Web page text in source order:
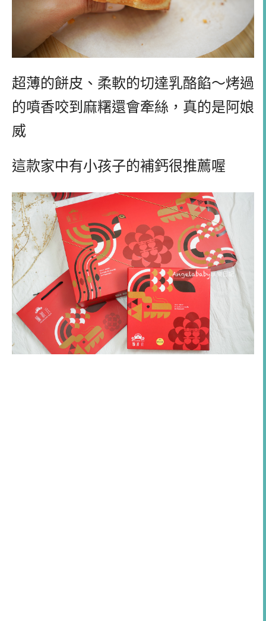
超薄的餅皮、柔軟的切達乳酪餡～烤過
的噴香咬到麻糬還會牽絲，真的是阿娘
威
這款家中有小孩子的補鈣很推薦喔